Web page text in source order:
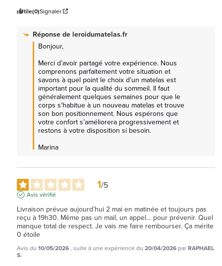
Utile(0)Signaler
Réponse deleroidumatelas.fr
Bonjour,
Merci d’avoir partagé votre expérience. Nous
comprenons parfaitement votre situation et
savons à quel point le choix d’un matelas est
important pour la qualité du sommeil. Il faut
généralement quelques semaines pour que le
corps s’habitue à un nouveau matelas et trouve
son bon positionnement. Nous espérons que
votre confort s’améliorera progressivement et
restons à votre disposition si besoin.
Marina
1/5
Avis vérifié
Livraison prévue aujourd’hui 2 mai en matinée et toujours pas
reçu à 19h30. Même pas un mail, un appel… pour prévenir. Quel
manque total de respect. Je vais me faire rembourser. Ça mérite
0 étoile
Avis du 10/05/2026, suite à une expérience du 20/04/2026 parRAPHAEL
S.